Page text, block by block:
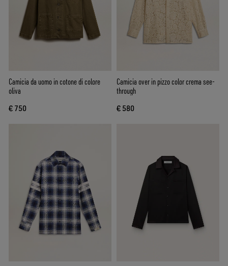
Camicia da uomo in cotone di colore
oliva
€ 750
Camicia over in pizzo color crema see-
through
€ 580